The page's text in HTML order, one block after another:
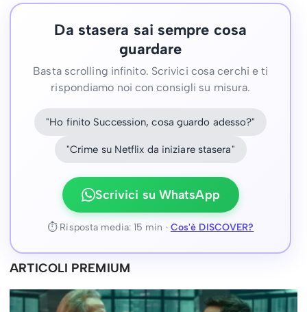
Da stasera sai sempre cosa
guardare
Basta scrolling infinito. Scrivici cosa cerchi e ti
rispondiamo noi con consigli su misura.
"Ho finito Succession, cosa guardo adesso?"
"Crime su Netflix da iniziare stasera"
Scrivici su WhatsApp
⏱ Risposta media: 15 min · Cos'è DISCOVER?
ARTICOLI PREMIUM